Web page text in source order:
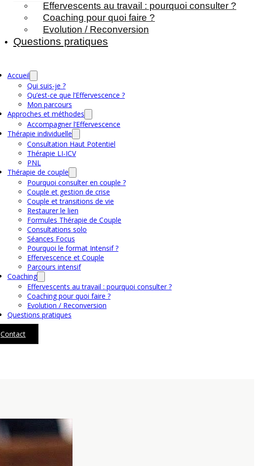
Effervescents au travail : pourquoi consulter ?
Coaching pour quoi faire ?
Evolution / Reconversion
Questions pratiques
Accueil
Qui suis-je ?
Qu’est-ce que l’Effervescence ?
Mon parcours
Approches et méthodes
Accompagner l’Effervescence
Thérapie individuelle
Consultation Haut Potentiel
Thérapie LI-ICV
PNL
Thérapie de couple
Pourquoi consulter en couple ?
Couple et gestion de crise
Couple et transitions de vie
Restaurer le lien
Formules Thérapie de Couple
Consultations solo
Séances Focus
Pourquoi le format Intensif ?
Effervescence et Couple
Parcours intensif
Coaching
Effervescents au travail : pourquoi consulter ?
Coaching pour quoi faire ?
Evolution / Reconversion
Questions pratiques
Contact